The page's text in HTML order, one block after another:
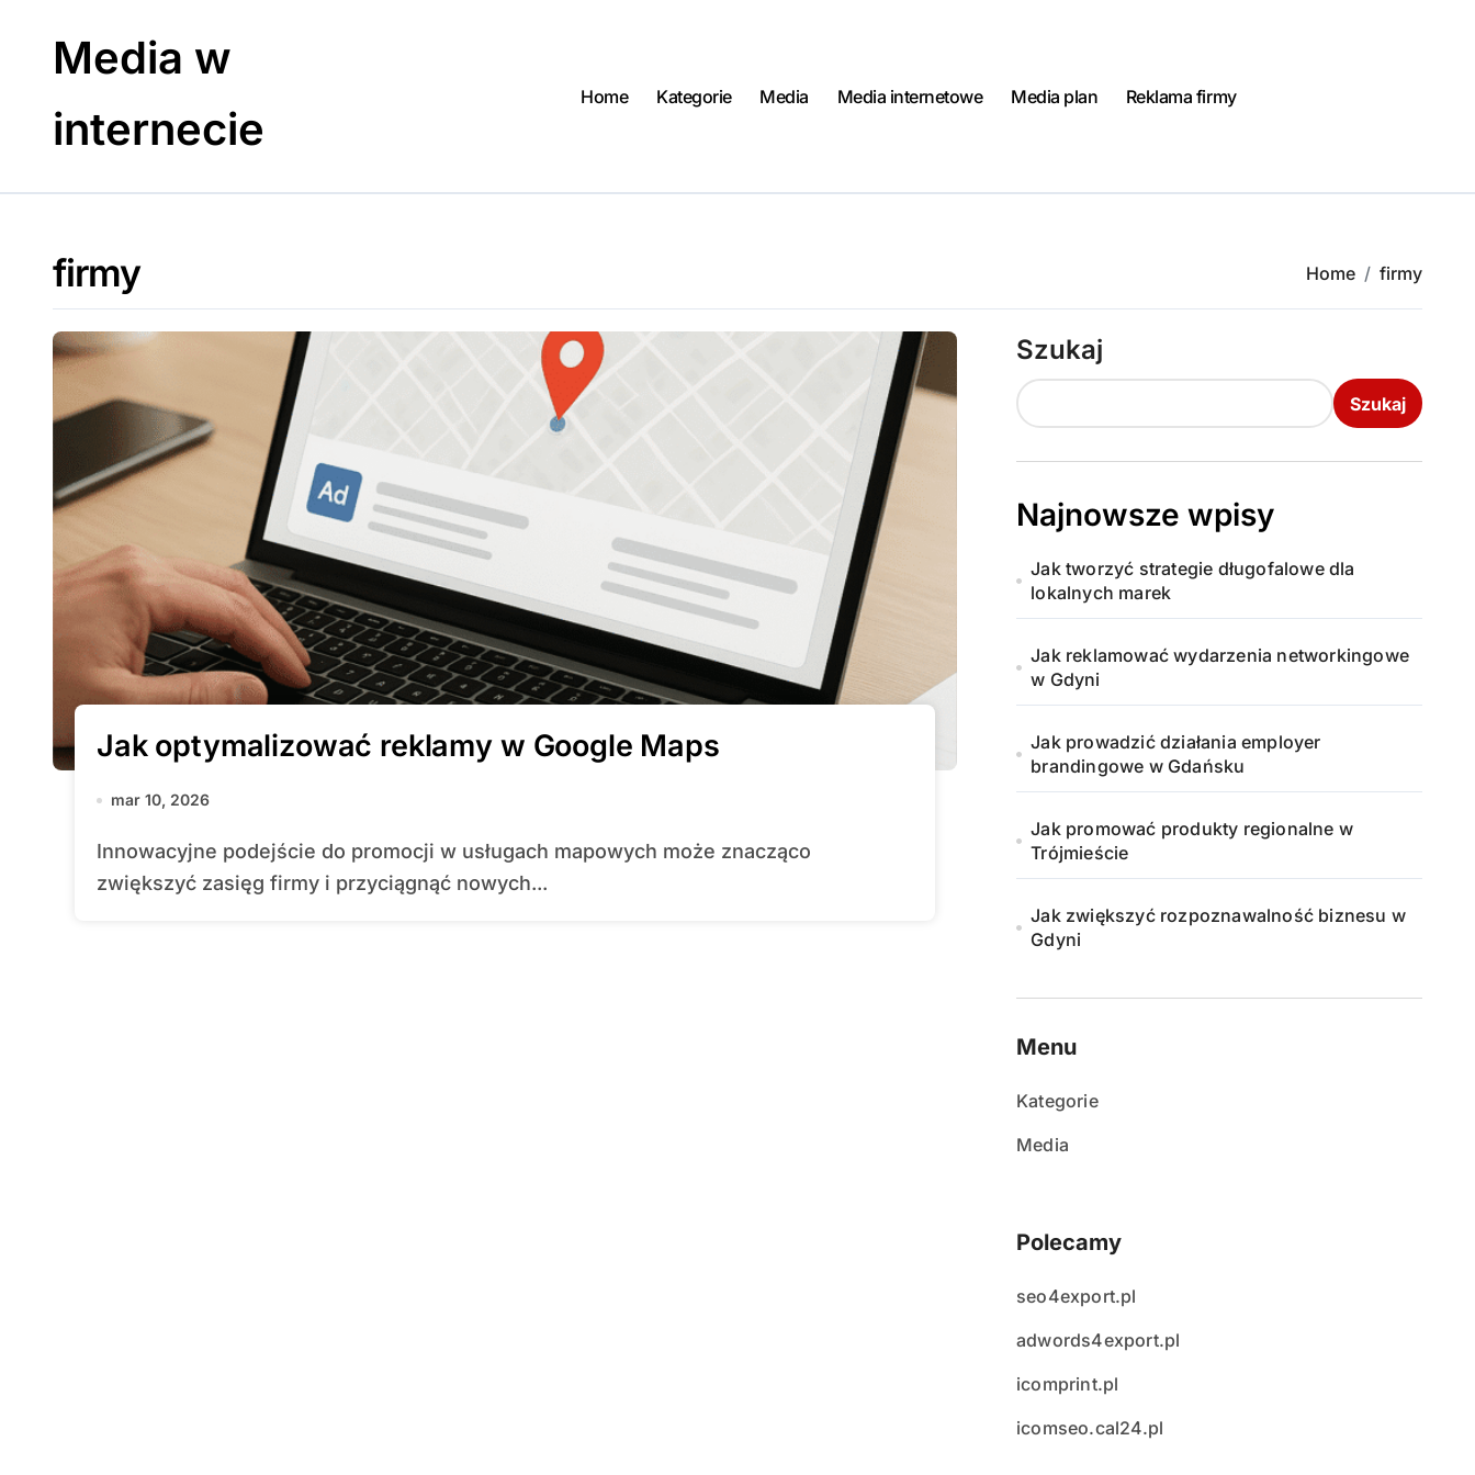
Media w
internecie
Home Kategorie Media Media internetowe Media plan Reklama firmy
firmy Home firmy
Jak optymalizować reklamy w Google Maps
mar 10, 2026
Innowacyjne podejście do promocji w usługach mapowych może znacząco
zwiększyć zasięg firmy i przyciągnąć nowych...
Szukaj
Szukaj
Najnowsze wpisy
Jak tworzyć strategie długofalowe dla
lokalnych marek
Jak reklamować wydarzenia networkingowe
w Gdyni
Jak prowadzić działania employer
brandingowe w Gdańsku
Jak promować produkty regionalne w
Trójmieście
Jak zwiększyć rozpoznawalność biznesu w
Gdyni
Menu
Kategorie
Media
Polecamy
seo4export.pl
adwords4export.pl
icomprint.pl
icomseo.cal24.pl